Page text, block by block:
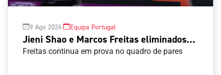
9 Ago 2026· Equipa Portugal
Jieni Shao e Marcos Freitas eliminados
no Europe Smash
Freitas continua em prova no quadro de pares